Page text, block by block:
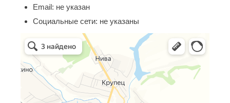
Email: не указан
Социальные сети: не указаны